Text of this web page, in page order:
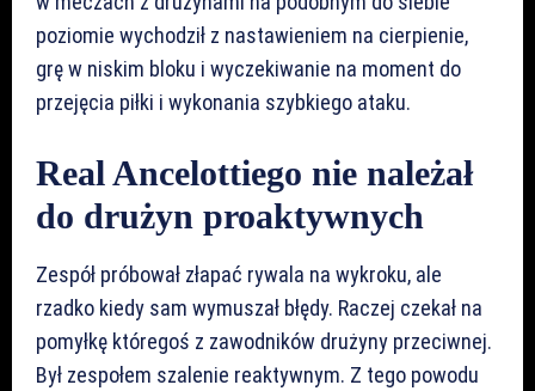
poziomie wychodził z nastawieniem na cierpienie,
grę w niskim bloku i wyczekiwanie na moment do
przejęcia piłki i wykonania szybkiego ataku.
Real Ancelottiego nie należał
do drużyn proaktywnych
Zespół próbował złapać rywala na wykroku, ale
rzadko kiedy sam wymuszał błędy. Raczej czekał na
pomyłkę któregoś z zawodników drużyny przeciwnej.
Był zespołem szalenie reaktywnym. Z tego powodu